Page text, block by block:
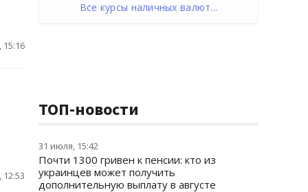
15:16
12:53
Все курсы наличных валют...
ТОП-новости
31 июля, 15:42
Почти 1300 гривен к пенсии: кто из
украинцев может получить
дополнительную выплату в августе